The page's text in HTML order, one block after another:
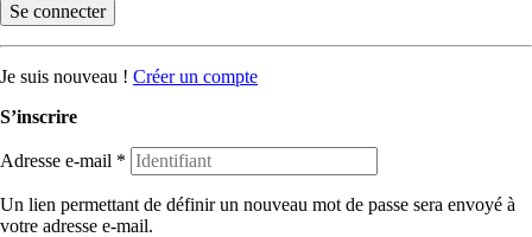
Se connecter
Je suis nouveau ! Créer un compte
S’inscrire
Adresse e-mail *
Un lien permettant de définir un nouveau mot de passe sera envoyé à
votre adresse e-mail.